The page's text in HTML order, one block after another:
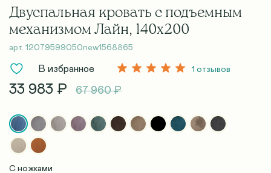
арт. 12079599050new1568865
Двуспальная кровать с подъемным
механизмом Лайн, 140х200
В избранное 1 отзывов
33 983 ₽ 67 960 ₽
С ножками